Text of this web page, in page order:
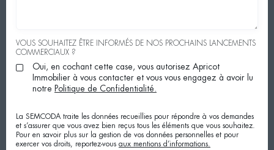
VOUS SOUHAITEZ ÊTRE INFORMÉS DE NOS PROCHAINS LANCEMENTS
COMMERCIAUX ?
Oui, en cochant cette case, vous autorisez Apricot
Immobilier à vous contacter et vous vous engagez à avoir lu
notre Politique de Confidentialité.
La SEMCODA traite les données recueillies pour répondre à vos demandes
et s’assurer que vous avez bien reçus tous les éléments que vous souhaitez.
Pour en savoir plus sur la gestion de vos données personnelles et pour
exercer vos droits, reportez-vous aux mentions d’informations.